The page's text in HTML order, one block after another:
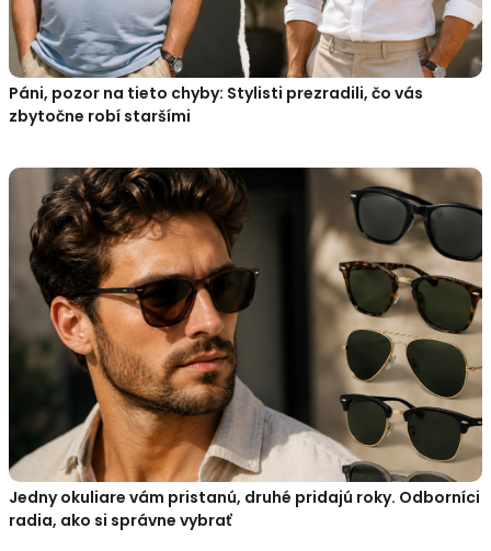
Páni, pozor na tieto chyby: Stylisti prezradili, čo vás
zbytočne robí staršími
Jedny okuliare vám pristanú, druhé pridajú roky. Odborníci
radia, ako si správne vybrať